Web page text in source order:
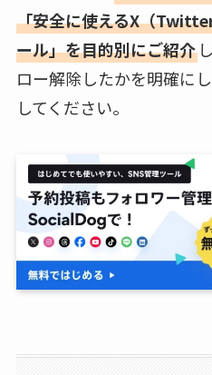
「安全に使えるX（
ール」を目的別にご紹介
ロー解除したかを明確に
してください。